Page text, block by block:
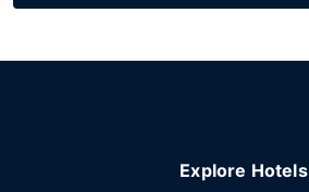
Explore Hotels